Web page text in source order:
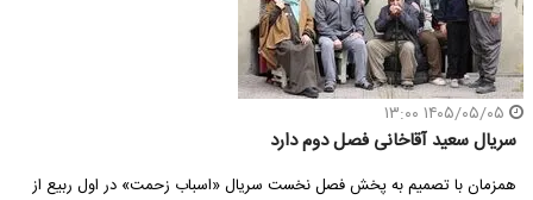
سریال سعید آقاخانی فصل دوم دارد
همزمان با تصمیم به پخش فصل نخست سریال «اسباب زحمت» در اول ربیع از